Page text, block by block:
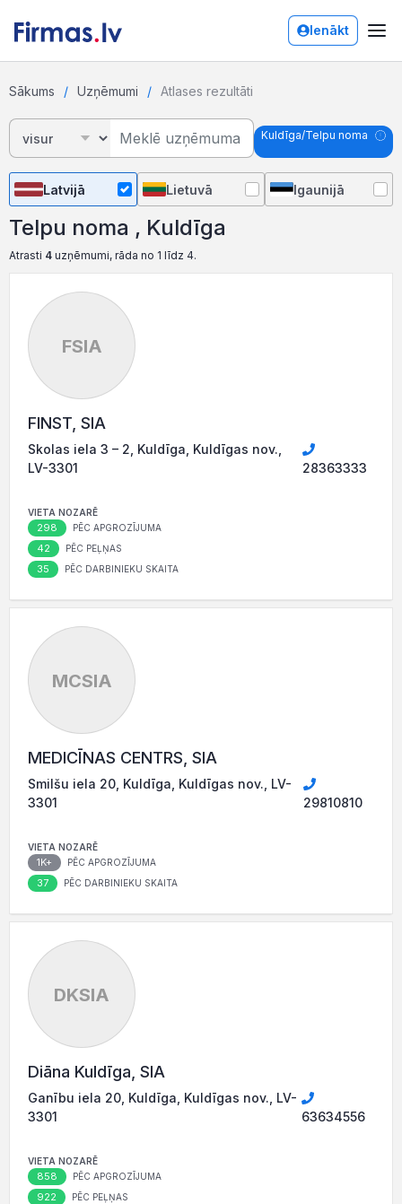
Ienākt
Sākums Uzņēmumi Atlases rezultāti
Kuldīga/Telpu noma
Latvijā Lietuvā Igaunijā
Telpu noma , Kuldīga
Atrasti 4 uzņēmumi, rāda no 1 līdz 4.
FSIA
FINST, SIA
Skolas iela 3 – 2, Kuldīga, Kuldīgas nov.,
LV-3301
28363333
VIETA NOZARĒ
298 PĒC APGROZĪJUMA
42 PĒC PEĻŅAS
35 PĒC DARBINIEKU SKAITA
MCSIA
MEDICĪNAS CENTRS, SIA
Smilšu iela 20, Kuldīga, Kuldīgas nov., LV-
3301
29810810
VIETA NOZARĒ
1K+ PĒC APGROZĪJUMA
37 PĒC DARBINIEKU SKAITA
DKSIA
Diāna Kuldīga, SIA
Ganību iela 20, Kuldīga, Kuldīgas nov., LV-
3301
63634556
VIETA NOZARĒ
858 PĒC APGROZĪJUMA
922 PĒC PEĻŅAS